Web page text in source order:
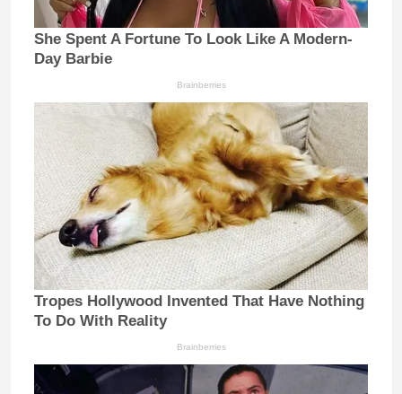
She Spent A Fortune To Look Like A Modern-
Day Barbie
Brainberries
Tropes Hollywood Invented That Have Nothing
To Do With Reality
Brainberries